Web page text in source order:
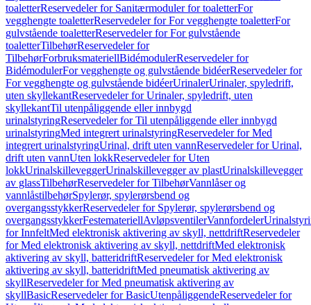
toaletterReservedeler for Sanitærmoduler for toaletterFor
vegghengte toaletterReservedeler for For vegghengte toaletterFor
gulvstående toaletterReservedeler for For gulvstående
toaletterTilbehørReservedeler for
TilbehørForbruksmateriellBidémodulerReservedeler for
BidémodulerFor vegghengte og gulvstående bidéerReservedeler for
For vegghengte og gulvstående bidéerUrinalerUrinaler, spyledrift,
uten skyllekantReservedeler for Urinaler, spyledrift, uten
skyllekantTil utenpåliggende eller innbygd
urinalstyringReservedeler for Til utenpåliggende eller innbygd
urinalstyringMed integrert urinalstyringReservedeler for Med
integrert urinalstyringUrinal, drift uten vannReservedeler for Urinal,
drift uten vannUten lokkReservedeler for Uten
lokkUrinalskilleveggerUrinalskillevegger av plastUrinalskillevegger
av glassTilbehørReservedeler for TilbehørVannlåser og
vannlåstilbehørSpylerør, spylerørsbend og
overgangsstykkerReservedeler for Spylerør, spylerørsbend og
overgangsstykkerFestemateriellAvløpsventilerVannfordeler
for InnfeltMed elektronisk aktivering av skyll, nettdriftReservedeler
for Med elektronisk aktivering av skyll, nettdriftMed elektronisk
aktivering av skyll, batteridriftReservedeler for Med elektronisk
aktivering av skyll, batteridriftMed pneumatisk aktivering av
skyllReservedeler for Med pneumatisk aktivering av
skyllBasicReservedeler for BasicUtenpåliggendeReservedeler for